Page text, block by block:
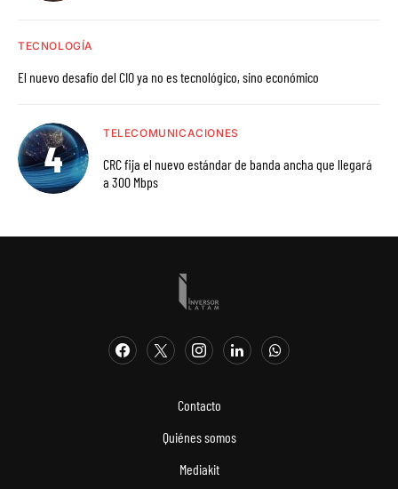
TECNOLOGÍA
El nuevo desafío del CIO ya no es tecnológico, sino económico
TELECOMUNICACIONES
CRC fija el nuevo estándar de banda ancha que llegará
a 300 Mbps
Contacto
Quiénes somos
Mediakit